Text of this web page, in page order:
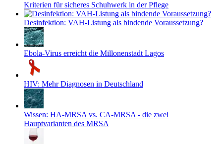
Kriterien für sicheres Schuhwerk in der Pflege
Desinfektion: VAH-Listung als bindende Voraussetzung?
Ebola-Virus erreicht die Millonenstadt Lagos
HIV: Mehr Diagnosen in Deutschland
Wissen: HA-MRSA vs. CA-MRSA - die zwei
Hauptvarianten des MRSA